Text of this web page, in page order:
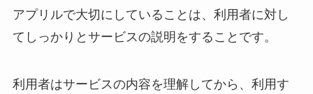
アプリルで大切にしていることは、利用者に対し
てしっかりとサービスの説明をすることです。
利用者はサービスの内容を理解してから、利用す